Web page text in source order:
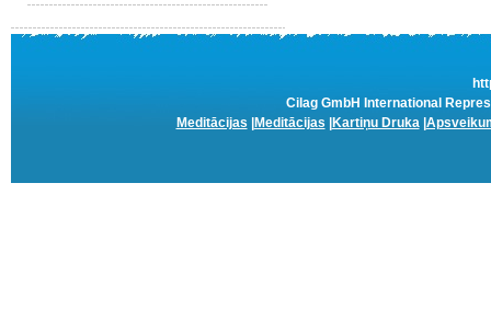
Cilag GmbH International
Meditācijas
Meditācijas Kartiņu Druka|